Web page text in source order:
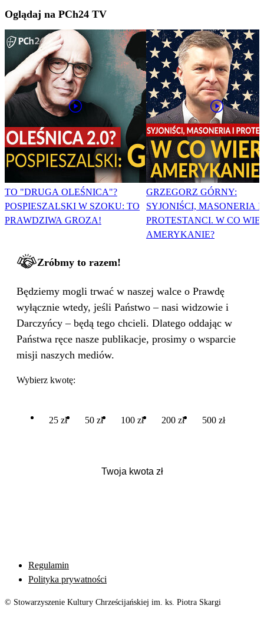
Oglądaj na PCh24 TV
TO "DRUGA OLEŚNICA"?
POSPIESZALSKI W SZOKU: TO
PRAWDZIWA GROZA!
GRZEGORZ GÓRNY:
SYJONIŚCI, MASONERIA I
PROTESTANCI. W CO
AMERYKANIE?
Zróbmy to razem!
Będziemy mogli trwać w naszej walce o Prawdę
wyłącznie wtedy, jeśli Państwo – nasi widzowie i
Darczyńcy – będą tego chcieli. Dlatego oddając w
Państwa ręce nasze publikacje, prosimy o wsparcie
misji naszych mediów.
Wybierz kwotę:
25 zł 50 zł 100 zł 200 zł 500 zł
Regulamin
Polityka prywatności
© Stowarzyszenie Kultury Chrześcijańskiej im. ks. Piotra Skargi